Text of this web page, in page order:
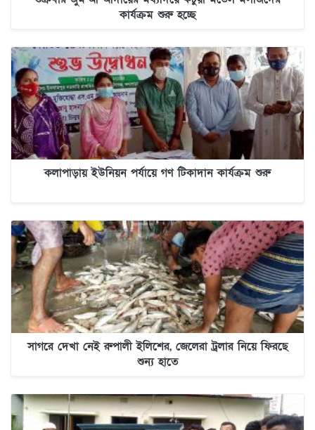
কার্যক্রম শুরু হচ্ছে
কলাপাড়ায় ইউনিয়ন পর্যায়ে গণ টিকাদান কার্যক্রম শুরু
সাগরে দেখা নেই রুপালী ইলিশের, জেলেরা ট্রলার নিয়ে ফিরছে
শুন্য হাতে